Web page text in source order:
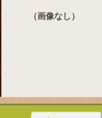
（画像なし）